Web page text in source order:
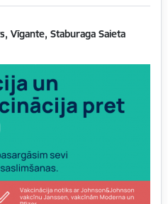
Vīgante, Staburaga Saieta